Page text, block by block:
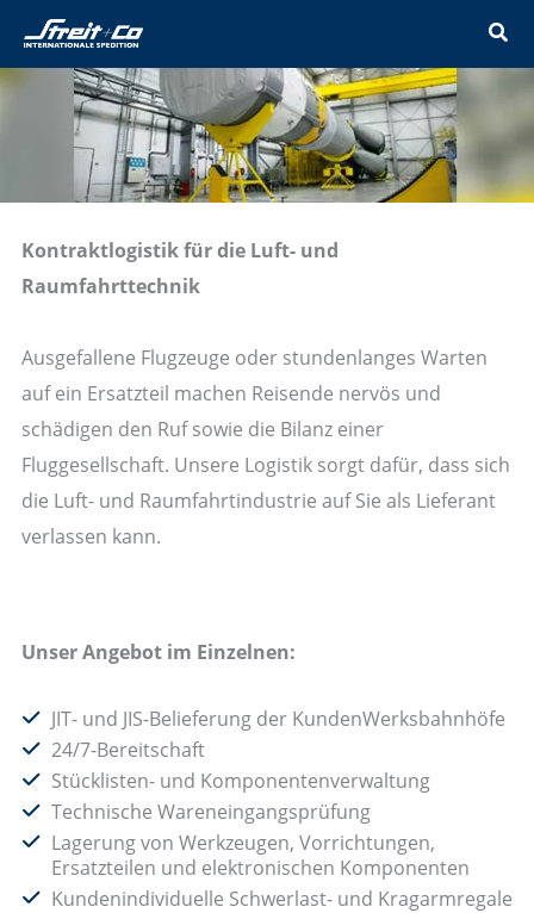
Inhalt
springen
Kontraktlogistik für die Luft- und
Raumfahrttechnik
Ausgefallene Flugzeuge oder stundenlanges Warten
auf ein Ersatzteil machen Reisende nervös und
schädigen den Ruf sowie die Bilanz einer
Fluggesellschaft. Unsere Logistik sorgt dafür, dass sich
die Luft- und Raumfahrtindustrie auf Sie als Lieferant
verlassen kann.
Unser Angebot im Einzelnen:
JIT- und JIS-Belieferung der KundenWerksbahnhöfe
24/7-Bereitschaft
Stücklisten- und Komponentenverwaltung
Technische Wareneingangsprüfung
Lagerung von Werkzeugen, Vorrichtungen,
Ersatzteilen und elektronischen Komponenten
Kundenindividuelle Schwerlast- und Kragarmregale